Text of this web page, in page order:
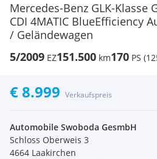
Mercedes-Benz GLK-Klasse
CDI 4MATIC BlueEfficiency
/ Geländewagen
5/2009 EZ151.500 km170 PS
€ 8.999 Verkaufspreis
Automobile Swoboda GesmbH
Schloss Oberweis 3
4664 Laakirchen